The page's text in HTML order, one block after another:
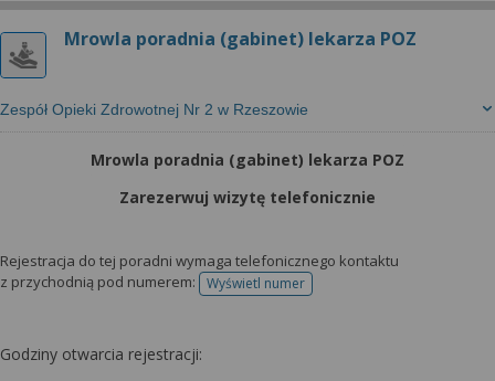
Mrowla poradnia (gabinet) lekarza POZ
Zespół Opieki Zdrowotnej Nr 2 w Rzeszowie
Mrowla poradnia (gabinet) lekarza POZ
Zarezerwuj wizytę telefonicznie
Rejestracja do tej poradni wymaga telefonicznego kontaktu
z przychodnią pod numerem:
Wyświetl numertelefonu do rejestracji
Godziny otwarcia rejestracji: